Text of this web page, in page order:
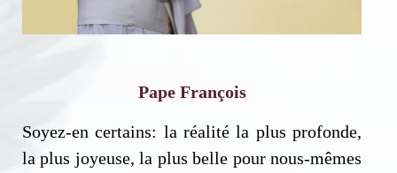
Pape François
Soyez-en certains: la réalité la plus profonde,
la plus joyeuse, la plus belle pour nous-mêmes